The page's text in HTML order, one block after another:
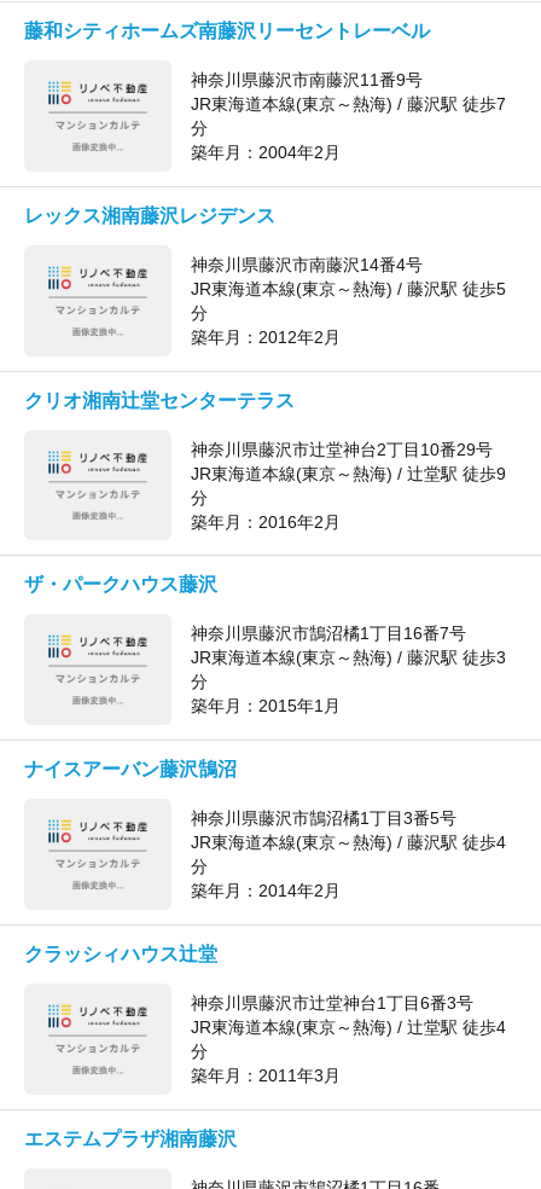
藤和シティホームズ南藤沢リーセントレーベル
神奈川県藤沢市南藤沢11番9号
JR東海道本線(東京～熱海) / 藤沢駅 徒歩7
分
築年月： 2004年2月
レックス湘南藤沢レジデンス
神奈川県藤沢市南藤沢14番4号
JR東海道本線(東京～熱海) / 藤沢駅 徒歩5
分
築年月： 2012年2月
クリオ湘南辻堂センターテラス
神奈川県藤沢市辻堂神台2丁目10番29号
JR東海道本線(東京～熱海) / 辻堂駅 徒歩9
分
築年月： 2016年2月
ザ・パークハウス藤沢
神奈川県藤沢市鵠沼橘1丁目16番7号
JR東海道本線(東京～熱海) / 藤沢駅 徒歩3
分
築年月：2015年1月
ナイスアーバン藤沢鵠沼
神奈川県藤沢市鵠沼橘1丁目3番5号
JR東海道本線(東京～熱海) / 藤沢駅 徒歩4
分
築年月： 2014年2月
クラッシィハウス辻堂
神奈川県藤沢市辻堂神台1丁目6番3号
JR東海道本線(東京～熱海) / 辻堂駅 徒歩4
分
築年月： 2011年3月
エステムプラザ湘南藤沢